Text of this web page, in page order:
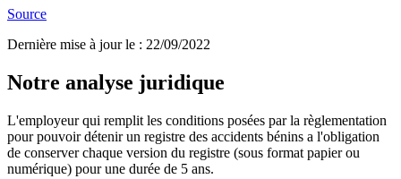
Source
Dernière mise à jour le : 22/09/2022
Notre analyse juridique
L'employeur qui remplit les conditions posées par la règlementation
pour pouvoir détenir un registre des accidents bénins a l'obligation
de conserver chaque version du registre (sous format papier ou
numérique) pour une durée de 5 ans.